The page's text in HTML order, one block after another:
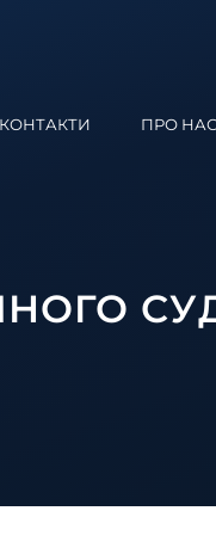
КОНТАКТИ ПРО НАС